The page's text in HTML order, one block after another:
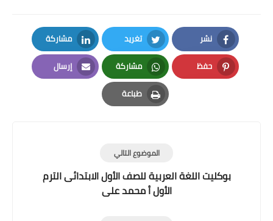
نشر
Facebook
تغريد
Twitter
مشاركة
LinkedIn
حفظ
Pinterest
مشاركة
Whatsapp
إرسال
Email
طباعة
Print
الموضوع التالي
بوكليت اللغة العربية للصف الأول الابتدائى الترم
الأول أ محمد على